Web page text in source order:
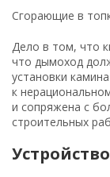
Сгорающие в
Дело в том, что
что дымоход
установки
к
и сопряжена с
строительных